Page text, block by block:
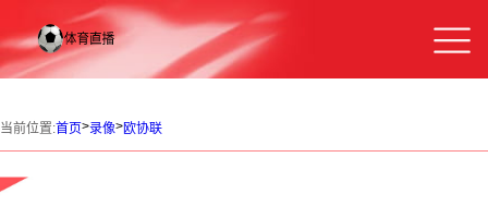
当前位置:首页>录像>欧协联